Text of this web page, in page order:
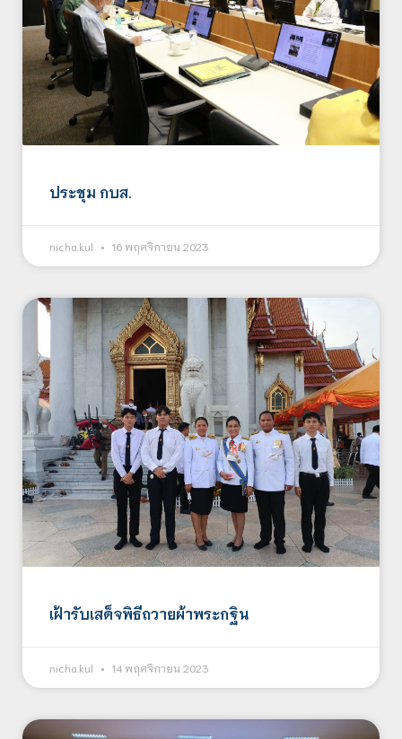
ประชุม กบส.
nicha.kul 16 พฤศจิกายน 2023
เฝ้ารับเสด็จพิธีถวายผ้าพระกฐิน
nicha.kul 14 พฤศจิกายน 2023